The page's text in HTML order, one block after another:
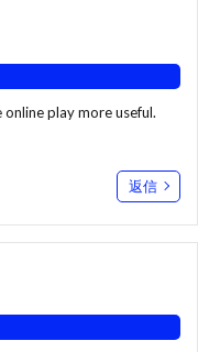
play more useful.
返信